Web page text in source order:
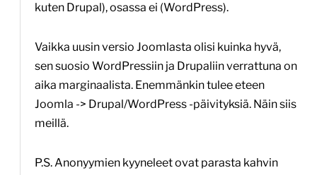
kuten Drupal), osassa ei (WordPress).
Vaikka uusin versio Joomlasta olisi kuinka hyvä,
sen suosio WordPressiin ja Drupaliin verrattuna on
aika marginaalista. Enemmänkin tulee eteen
Joomla -> Drupal/WordPress -päivityksiä. Näin siis
meillä.
P.S. Anonyymien kyyneleet ovat parasta kahvin